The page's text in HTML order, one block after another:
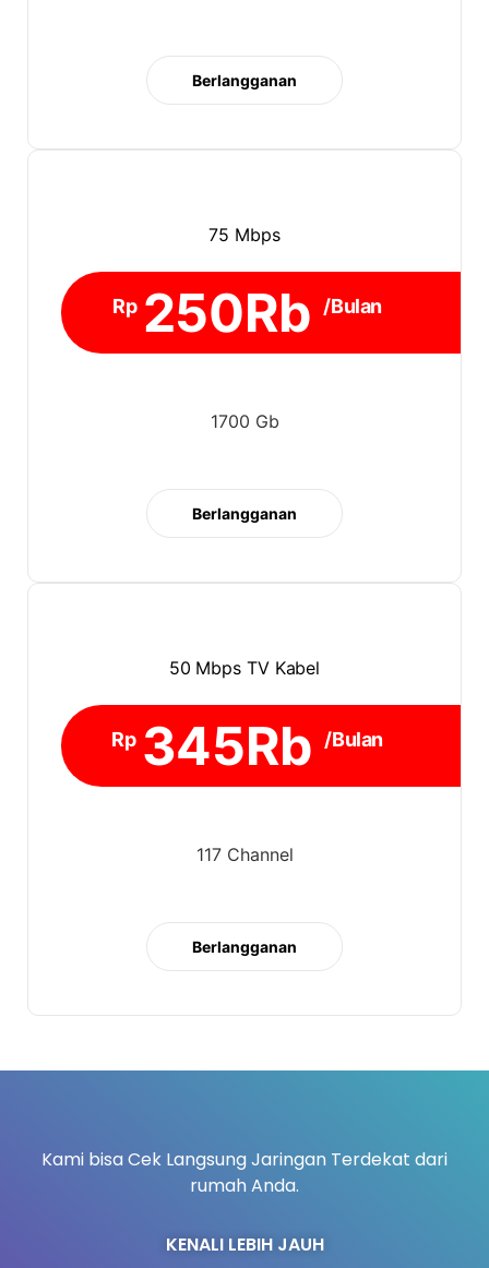
Berlangganan
75 Mbps
Rp 250Rb /Bulan
1700 Gb
Berlangganan
50 Mbps TV Kabel
Rp 345Rb /Bulan
117 Channel
Berlangganan
Kami bisa Cek Langsung Jaringan Terdekat dari
rumah Anda.
KENALI LEBIH JAUH